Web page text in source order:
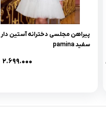
پیراهن مجلسی دخترانه آستین دار
سفید pamina
۲.۶۹۹.۰۰۰